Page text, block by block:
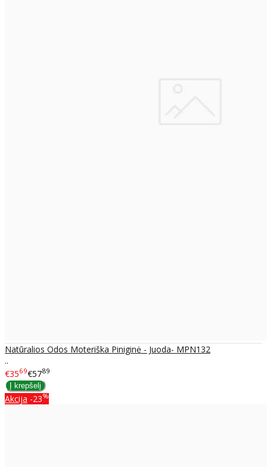
Natūralios Odos Moteriška Piniginė - Juoda- MPN132
..
€3569€5789
Akcija -23%